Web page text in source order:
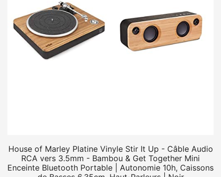
House of Marley Platine Vinyle Stir It Up - Câble Audio
RCA vers 3.5mm - Bambou & Get Together Mini
Enceinte Bluetooth Portable | Autonomie 10h, Caissons